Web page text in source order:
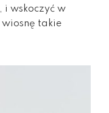
i wskoczyć w
wiosnę takie